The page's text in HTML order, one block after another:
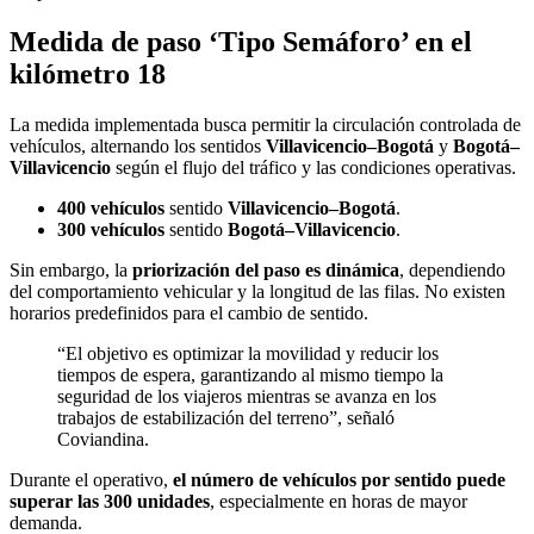
Medida de paso ‘Tipo Semáforo’ en el
kilómetro 18
La medida implementada busca permitir la circulación controlada de
vehículos, alternando los sentidos Villavicencio–Bogotá y Bogotá–
Villavicencio según el flujo del tráfico y las condiciones operativas.
400 vehículos sentido Villavicencio–Bogotá.
300 vehículos sentido Bogotá–Villavicencio.
Sin embargo, la priorización del paso es dinámica, dependiendo
del comportamiento vehicular y la longitud de las filas. No existen
horarios predefinidos para el cambio de sentido.
“El objetivo es optimizar la movilidad y reducir los
tiempos de espera, garantizando al mismo tiempo la
seguridad de los viajeros mientras se avanza en los
trabajos de estabilización del terreno”, señaló
Coviandina.
Durante el operativo, el número de vehículos por sentido puede
superar las 300 unidades, especialmente en horas de mayor
demanda.